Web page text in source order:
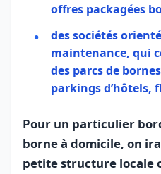
offres packagées
des sociétés
maintenance, qui
des parcs de
parkings d’hôtels,
Pour un particulier
borne à domicile, on
petite structure locale